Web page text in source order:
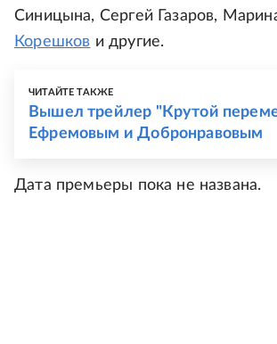
Синицына, Сергей Газаров,
Корешков и другие.
ЧИТАЙТЕ ТАКЖЕ
Вышел трейлер "Крутой
Ефремовым и Добронравовым
Дата премьеры пока не названа.